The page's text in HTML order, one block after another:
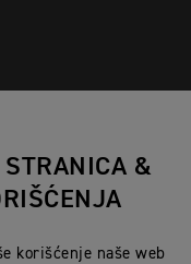
&
korišćenje naše web